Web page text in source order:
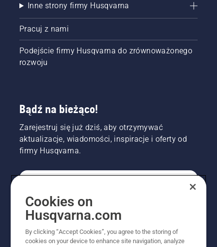
Inne strony firmy Husqvarna
Pracuj z nami
Podejście firmy Husqvarna do zrównoważonego
rozwoju
Bądź na bieżąco!
Zarejestruj się już dziś, aby otrzymywać
aktualizacje, wiadomości, inspiracje i oferty od
firmy Husqvarna.
PROFESJONALISTA
Cookies on
Husqvarna.com
By clicking “Accept Cookies”, you agree to the storing of
cookies on your device to enhance site navigation, analyze